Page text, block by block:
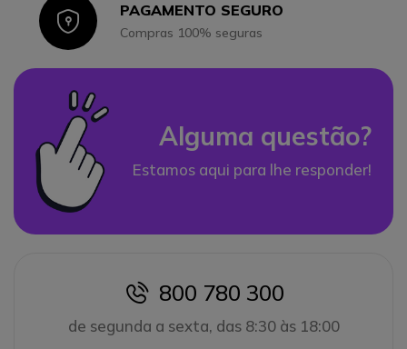
IconPAGAMENTO SEGURO
Compras 100% seguras
Alguma questão?
Estamos aqui para lhe responder!
icon
800 780 300
de segunda a sexta, das 8:30 às 18:00